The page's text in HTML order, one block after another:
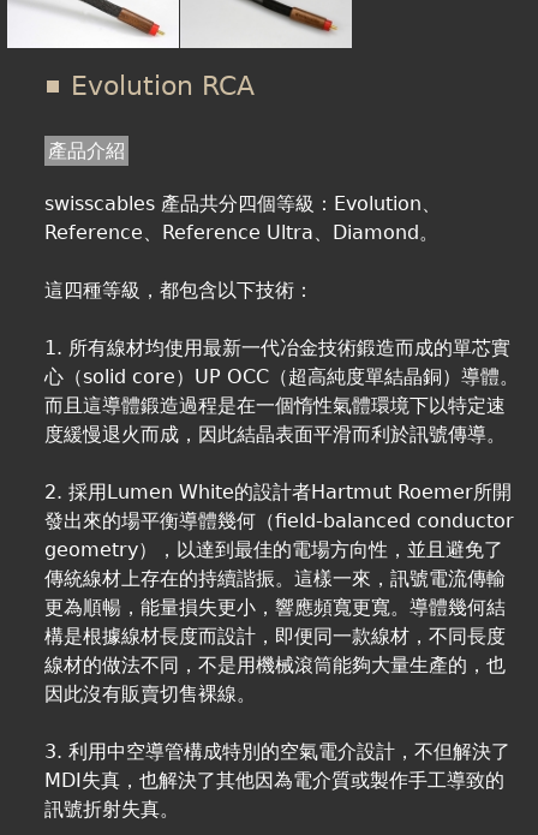
Evolution RCA
產品介紹
swisscables 產品共分四個等級：Evolution、
Reference、Reference Ultra、Diamond。
這四種等級，都包含以下技術：
1. 所有線材均使用最新一代冶金技術鍛造而成的單芯實
心（solid core）UP OCC（超高純度單結晶銅）導體。
而且這導體鍛造過程是在一個惰性氣體環境下以特定速
度緩慢退火而成，因此結晶表面平滑而利於訊號傳導。
2. 採用Lumen White的設計者Hartmut Roemer所開
發出來的場平衡導體幾何（field-balanced conductor
geometry），以達到最佳的電場方向性，並且避免了
傳統線材上存在的持續諧振。這樣一來，訊號電流傳輸
更為順暢，能量損失更小，響應頻寬更寬。導體幾何結
構是根據線材長度而設計，即便同一款線材，不同長度
線材的做法不同，不是用機械滾筒能夠大量生產的，也
因此沒有販賣切售裸線。
3. 利用中空導管構成特別的空氣電介設計，不但解決了
MDI失真，也解決了其他因為電介質或製作手工導致的
訊號折射失真。